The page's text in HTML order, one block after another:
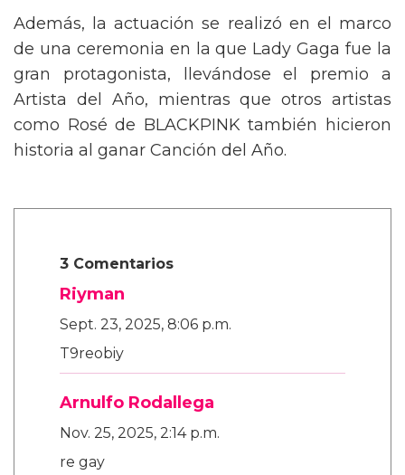
Además, la actuación se realizó en el marco
de una ceremonia en la que Lady Gaga fue la
gran protagonista, llevándose el premio a
Artista del Año, mientras que otros artistas
como Rosé de BLACKPINK también hicieron
historia al ganar Canción del Año.
3 Comentarios
Riyman
Sept. 23, 2025, 8:06 p.m.
T9reobiy
Arnulfo Rodallega
Nov. 25, 2025, 2:14 p.m.
re gay